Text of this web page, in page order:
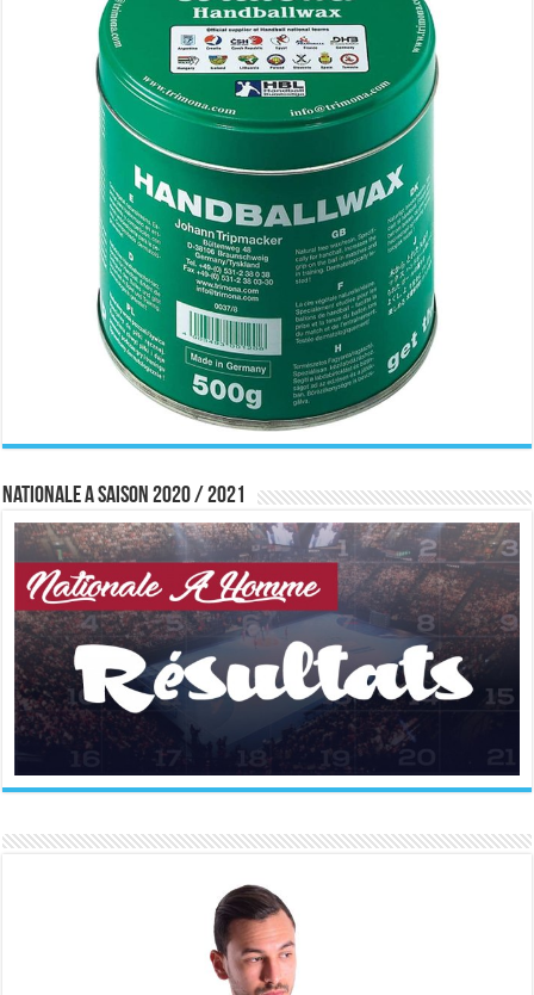
Nationale A saison 2020 / 2021